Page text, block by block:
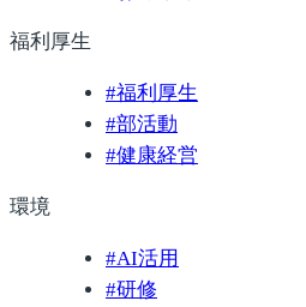
福利厚生
#福利厚生
#部活動
#健康経営
環境
#AI活用
#研修